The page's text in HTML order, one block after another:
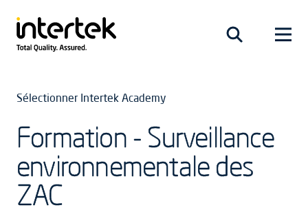
Sélectionner Intertek Academy
Formation - Surveillance
environnementale des
ZAC